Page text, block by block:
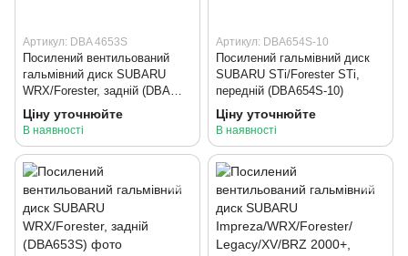
Артикул: DBA 4653S
Посилений вентильований
гальмівний диск SUBARU
WRX/Forester, задній (DBA
4653S)
Ціну уточнюйте
В наявності
Артикул: DBA654S-10
Посилений гальмівний диск
SUBARU STi/Forester STi,
передній (DBA654S-10)
Ціну уточнюйте
В наявності